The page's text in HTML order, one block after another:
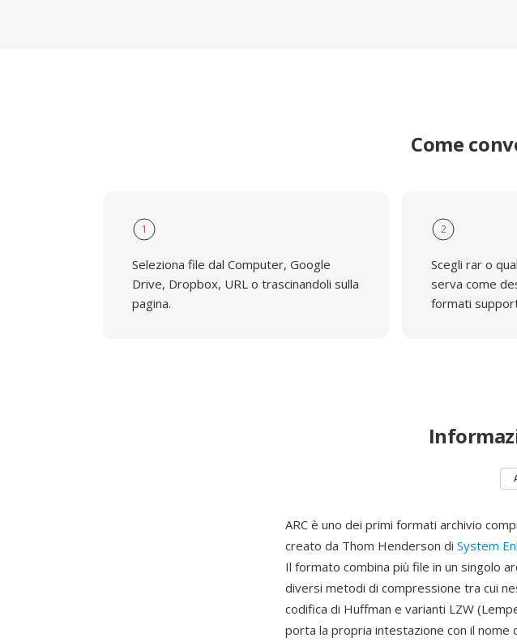
Come
1
Seleziona file dal Computer, Google
Drive, Dropbox, URL o trascinandoli sulla
pagina.
2
Scegli rar o
serva come
formati
ARC è uno dei primi formati archivio
creato da Thom Henderson di System
Il formato combina più file in un singolo
diversi metodi di compressione tra cui
codifica di Huffman e varianti LZW
porta la propria intestazione con il nome